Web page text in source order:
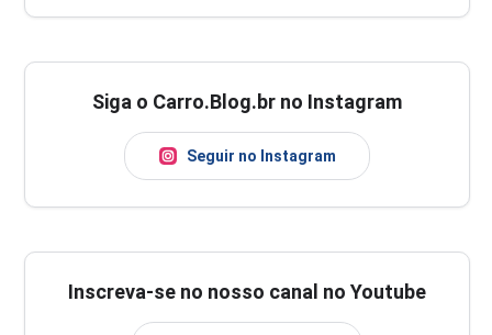
Siga o Carro.Blog.br no Instagram
Seguir no Instagram
Inscreva-se no nosso canal no Youtube